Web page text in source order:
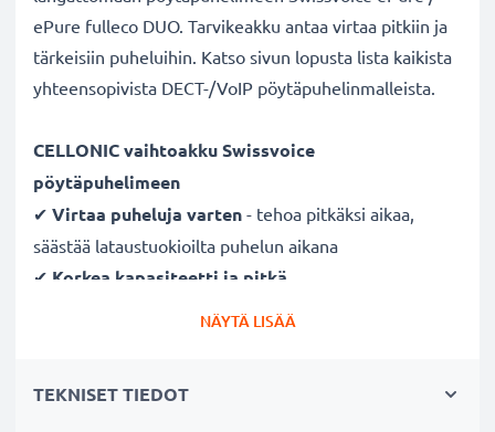
ePure fulleco DUO. Tarvikeakku antaa virtaa pitkiin ja
tärkeisiin puheluihin. Katso sivun lopusta lista kaikista
yhteensopivista DECT-/VoIP pöytäpuhelinmalleista.
CELLONIC vaihtoakku Swissvoice
pöytäpuhelimeen
✔ Virtaa puheluja varten - tehoa pitkäksi aikaa,
säästää lataustuokioilta puhelun aikana
✔ Korkea kapasiteetti ja pitkä
- laadukas kotipuhelimen vaihtoakku
menetystä - moderni Litium-tekniikka ilman
NÄYTÄ LISÄÄ
TEKNISET TIEDOT